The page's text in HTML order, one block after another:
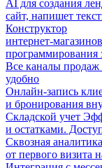
AI для создания
сайт, напишет
Конструктор
интернет-магазинов
программирования
Все каналы продаж
удобно
Онлайн-запись
и бронирования
Складской учет
и остатками.
Сквозная аналитика
от первого визита